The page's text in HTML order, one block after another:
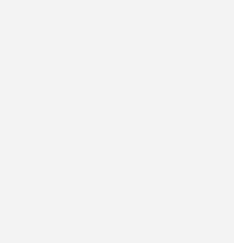
bei 55 °C
Zapftemperatur 29 bis 88
(z. B.
optional mit einer
bestmöglichen Nutzung des
erhältlich. Um
vermeiden, wurden die Anschlüsse an
dass nach Ende der
Abkühlung des
beiden Ausführungen stehen jeweils
Varianten Mega2 X und Peta X zur